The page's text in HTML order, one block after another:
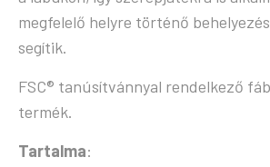
megfelelő helyre történő
segítik.
FSC® tanúsítvánnyal rendelkező
termék.
Tartalma: